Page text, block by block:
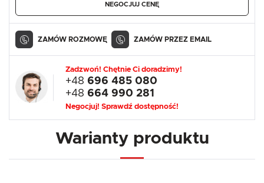
NEGOCJUJ CENĘ
ZAMÓW ROZMOWĘ ZAMÓW PRZEZ EMAIL
Zadzwoń! Chętnie Ci doradzimy!
+48 696 485 080
+48 664 990 281
Negocjuj! Sprawdź dostępność!
Warianty produktu